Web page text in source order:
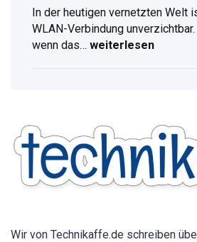
In der heutigen vernetzten Welt
WLAN-Verbindung
wenn das…
für
alle
Geräte
2026
weiterlesen
Wir von Technikaffe.de schreiben